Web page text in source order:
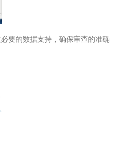
要的数据支持，确保审查的准确